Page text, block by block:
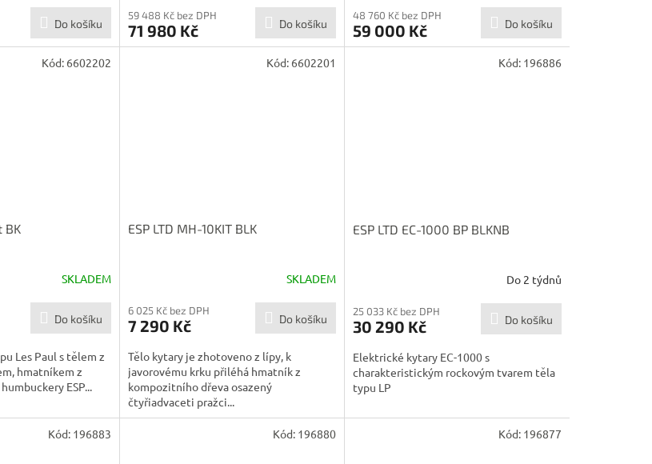
Do košíku
59 488 Kč bez DPH
71 980 Kč Do košíku
48 760 Kč bez DPH
59 000 Kč Do košíku
BK
SKLADEM
Do košíku
Les Paul s tělem z
hmatníkem z
ESP...
Kód: 6602202
ESP LTD MH-10KIT BLK
SKLADEM
6 025 Kč bez DPH
7 290 Kč Do košíku
Tělo kytary je zhotoveno z lípy, k
javorovému krku přiléhá hmatník z
kompozitního dřeva osazený
čtyřiadvaceti pražci...
Kód: 6602201
ESP LTD EC-1000 BP BLKNB
Do 2 týdnů
25 033 Kč bez DPH
30 290 Kč Do košíku
Elektrické kytary EC-1000 s
charakteristickým rockovým tvarem těla
typu LP
Kód: 196886
Kód: 196883 Kód: 196880 Kód: 196877